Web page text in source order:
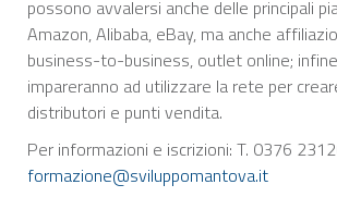
possono avvalersi anche delle principali
Amazon, Alibaba, eBay, ma anche
business-to-business, outlet online;
impareranno ad utilizzare la rete per
distributori e punti vendita.
Per informazioni e iscrizioni: T. 0376
formazione@sviluppomantova.it